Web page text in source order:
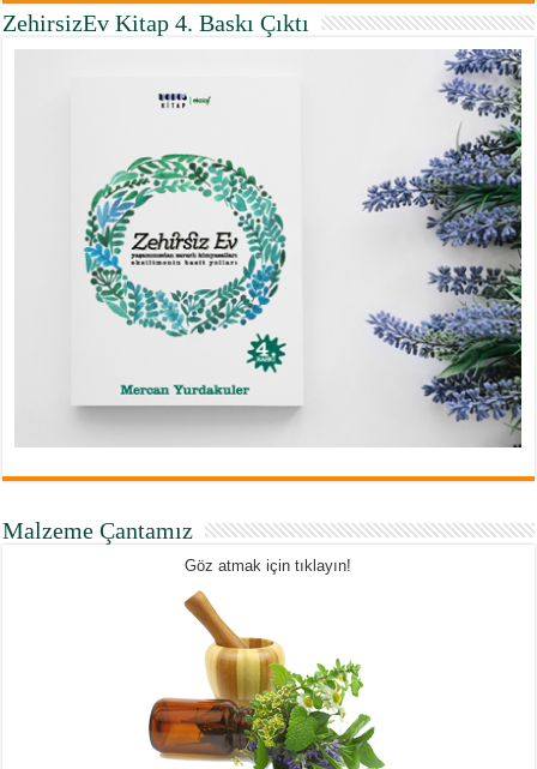
ZehirsizEv Kitap 4. Baskı Çıktı
Malzeme Çantamız
Göz atmak için tıklayın!